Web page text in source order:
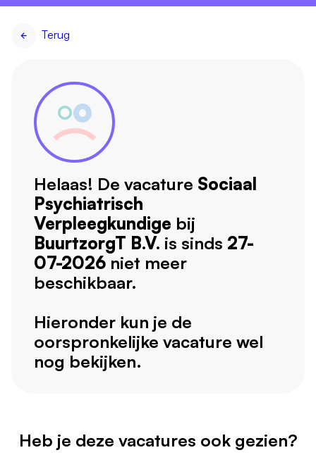
Terug
Helaas! De vacature Sociaal
Psychiatrisch
Verpleegkundige bij
BuurtzorgT B.V. is sinds 27-
07-2026 niet meer
beschikbaar.
Hieronder kun je de
oorspronkelijke vacature wel
nog bekijken.
Heb je deze vacatures ook gezien?